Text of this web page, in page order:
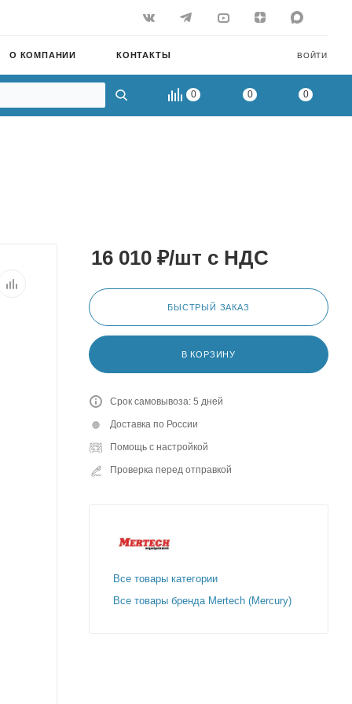
ВОЙТИ
О КОМПАНИИ КОНТАКТЫ
0 0 0
16 010 ₽/шт с НДС
БЫСТРЫЙ ЗАКАЗ
В КОРЗИНУ
Срок самовывоза: 5 дней
Доставка по России
Помощь с настройкой
Проверка перед отправкой
Все товары категории
Все товары бренда Mertech (Mercury)